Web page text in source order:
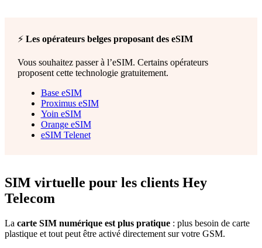
⚡️Les opérateurs belges proposant des eSIM
Vous souhaitez passer à l’eSIM. Certains opérateurs
proposent cette technologie gratuitement.
Base eSIM
Proximus eSIM
Yoin eSIM
Orange eSIM
eSIM Telenet
SIM virtuelle pour les clients Hey
Telecom
La carte SIM numérique est plus pratique : plus besoin de carte
plastique et tout peut être activé directement sur votre GSM.